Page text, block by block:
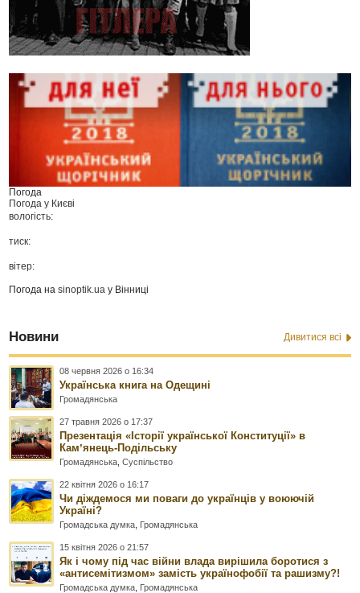
Погода
Погода у Києві
вологість:
тиск:
вітер:
Погода наsinoptik.ua у Вінниці
Новини Дивитися всі
08 червня 2026 о 16:34
Українська книга на Одещині
Громадянська
27 травня 2026 о 17:37
Презентація «Історії української Конституції» в
Камʼянець-Подільську
Громадянська ,Суспільство
22 квітня 2026 о 16:17
Чи діждемося ми поваги до українців у воюючій
Україні?
Громадська думка Громадянська
15 квітня 2026 о 21:57
Як і чому під час війни влада вирішила боротися з
«антисемітизмом» замість українофобії та рашизму?!
Громадська думка Громадянська